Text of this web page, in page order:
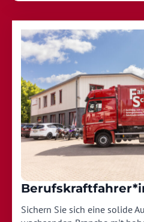
Sichern Sie sich eine solide